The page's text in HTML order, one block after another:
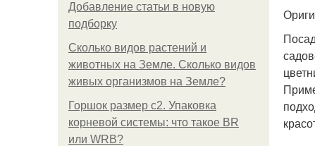
Добавление статьи в новую
подборку
Сколько видов растений и
животных на Земле. Сколько видов
живых организмов на Земле?
Горшок размер с2. Упаковка
корневой системы: что такое BR
или WRB?